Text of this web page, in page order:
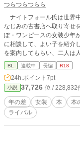
つらつらつらら
ナイトフォール氏は世界
なじみの古書店へ取り寄せ
ぽ・ワンピースの女装少
に相談して、よい子を紹介
を案内してもらい、二人は
BL 連載中 長編 R18
24h.ポイント 7pt
小説 37,726 位 / 228,832
年の差 女装 本 本
ライバル